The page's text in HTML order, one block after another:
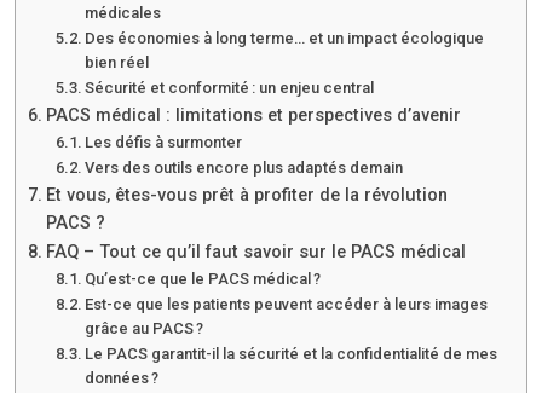
médicales
Des économies à long terme… et un impact écologique
bien réel
Sécurité et conformité : un enjeu central
PACS médical : limitations et perspectives d’avenir
Les défis à surmonter
Vers des outils encore plus adaptés demain
Et vous, êtes-vous prêt à profiter de la révolution
PACS ?
FAQ – Tout ce qu’il faut savoir sur le PACS médical
Qu’est-ce que le PACS médical ?
Est-ce que les patients peuvent accéder à leurs images
grâce au PACS ?
Le PACS garantit-il la sécurité et la confidentialité de mes
données ?